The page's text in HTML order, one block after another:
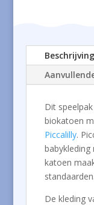
Beschrijving
Dit
biokatoen
Piccalilly.
babykleding
katoen
standaarden.
De kleding